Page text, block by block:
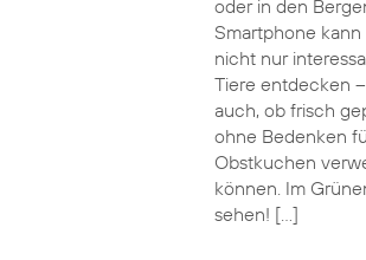
oder in den
Smartphone
nicht nur
Tiere entdecken
auch, ob frisch
ohne Bedenken
Obstkuchen
können. Im
sehen! […]